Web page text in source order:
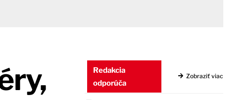
Redakcia
odporúča
Zobraziť viac